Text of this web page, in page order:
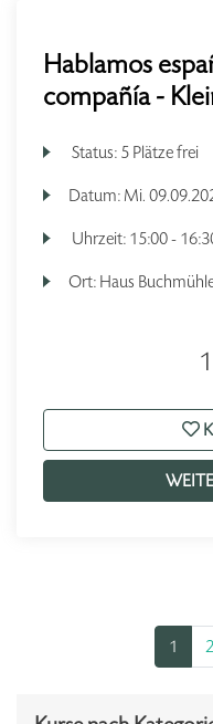
Hablamos
compañía -
Status: 5 Plätze frei
Datum: Mi.
Uhrzeit: 15:00 -
Ort: Haus
1 2